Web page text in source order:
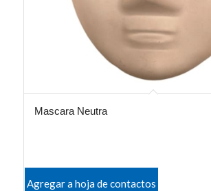
Mascara Neutra
Agregar a hoja de contactos